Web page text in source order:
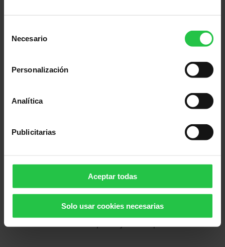
Necesario
Personalización
Analítica
Publicitarias
Aceptar todas
Solo usar cookies necesarias
claros de actuación ante una situación
para su equipo y la propia organización.
protocolo es una herramienta útil, viable y
factores clave como el compromiso de la
la formación de mandos intermedios, la
comunicación y la capacidad de adaptar las